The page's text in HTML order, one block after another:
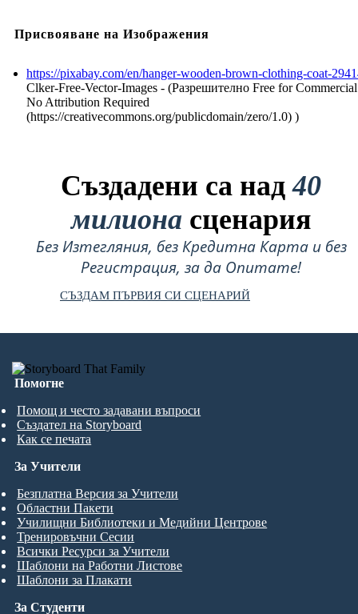
Присвояване на Изображения
https://pixabay.com/en/hanger-wooden-brown-clothing-coat-
Clker-Free-Vector-Images - (Разрешително Free for
No Attribution Required
(https://creativecommons.org/publicdomain/zero/1.0) )
Създадени са над40
милиона сценария
Без Изтегляния, без Кредитна Карта и без
Регистрация, за да Опитате!
СЪЗДАМ ПЪРВИЯ СИ СЦЕНАРИЙ
Помогне
Помощ и често задавани въпроси
Създател на Storyboard
Как се печата
За Студенти
За Учители
Безплатна Версия за Учители
Областни Пакети
Училищни Библиотеки и Медийни Центрове
Тренировъчни Сесии
Всички Ресурси за Учители
Шаблони на Работни Листове
Шаблони за Плакати